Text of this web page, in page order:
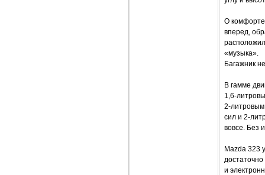
О комфорте
вперед,
«музыка».
Багажник
В гамме
1,6-
2-
сил и 2-
вовсе. Без
Mazda 323
и